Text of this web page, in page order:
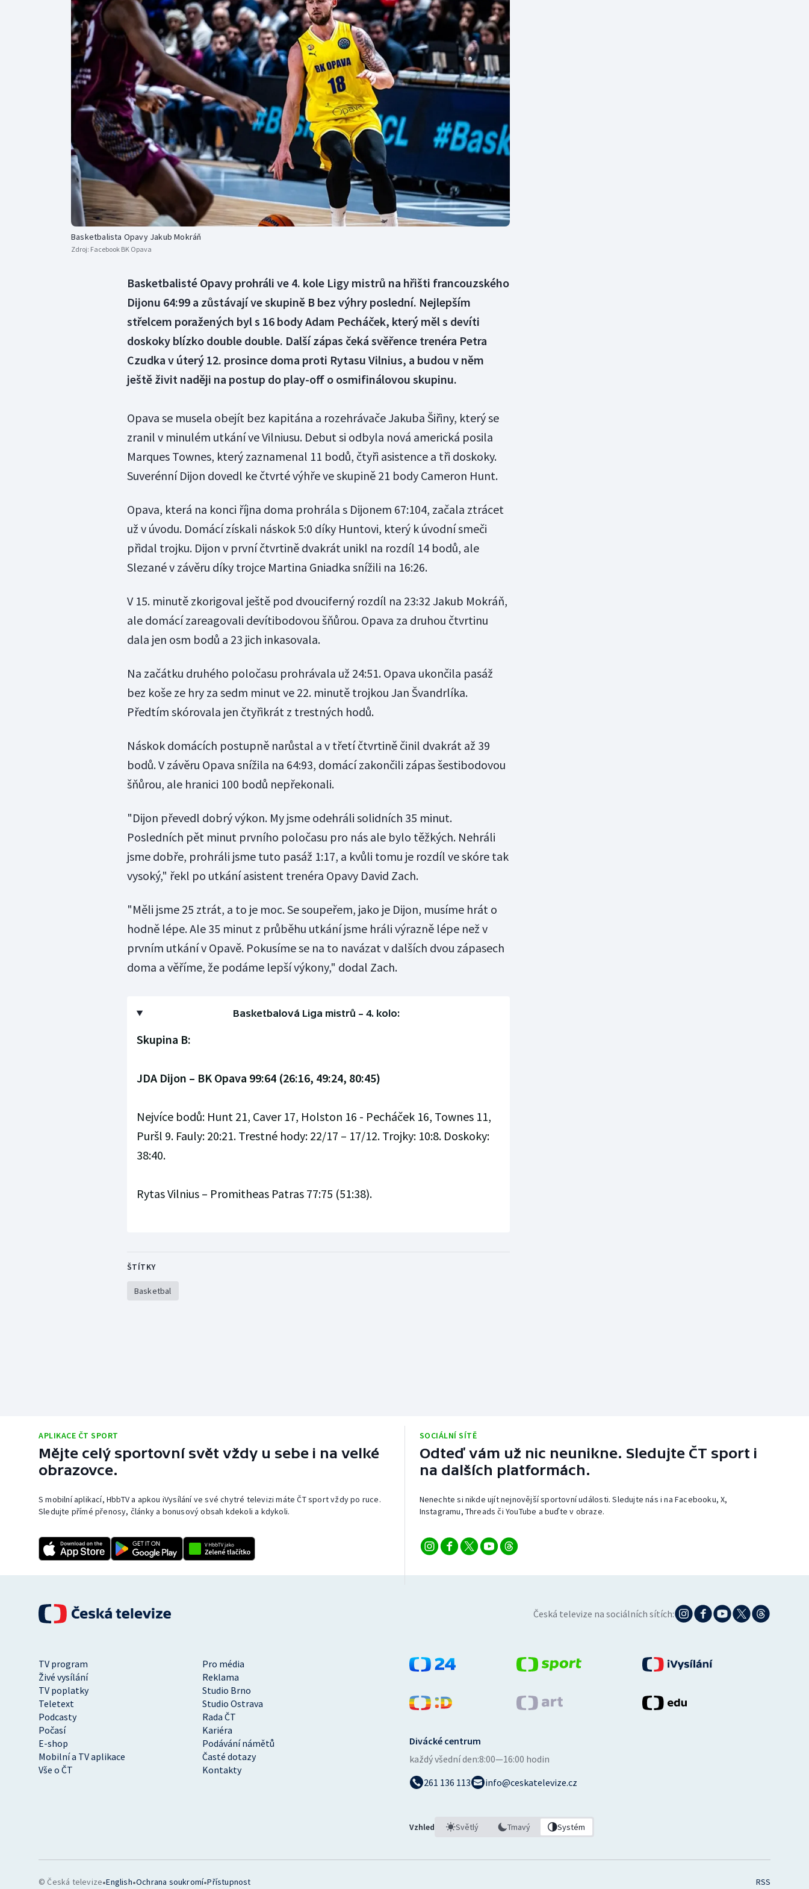
Curling
Dostihy
Florbal
Futsal
Golf
Gymnastika
Moderní pětiboj
Motorsport
Olympijské hry
Parasport
Plavání
Plážový volejbal
Triatlon
Veslování
Vodní slalom
Volejbal
Ostatní
Basketbalista Opavy Jakub Mokráň
Zdroj: Facebook BK Opava
Basketbalisté Opavy prohráli ve 4. kole Ligy mistrů na hřišti francouzského
Dijonu 64:99 a zůstávají ve skupině B bez výhry poslední. Nejlepším
střelcem poražených byl s 16 body Adam Pecháček, který měl s devíti
doskoky blízko double double. Další zápas čeká svěřence trenéra Petra
Czudka v úterý 12. prosince doma proti Rytasu Vilnius, a budou v něm
ještě živit naději na postup do play-off o osmifinálovou skupinu.
Opava se musela obejít bez kapitána a rozehrávače Jakuba Šiřiny, který se
zranil v minulém utkání ve Vilniusu. Debut si odbyla nová americká posila
Marques Townes, který zaznamenal 11 bodů, čtyři asistence a tři doskoky.
Suverénní Dijon dovedl ke čtvrté výhře ve skupině 21 body Cameron Hunt.
Opava, která na konci října doma prohrála s Dijonem 67:104, začala ztrácet
už v úvodu. Domácí získali náskok 5:0 díky Huntovi, který k úvodní smeči
přidal trojku. Dijon v první čtvrtině dvakrát unikl na rozdíl 14 bodů, ale
Slezané v závěru díky trojce Martina Gniadka snížili na 16:26.
V 15. minutě zkorigoval ještě pod dvouciferný rozdíl na 23:32 Jakub Mokráň,
ale domácí zareagovali devítibodovou šňůrou. Opava za druhou čtvrtinu
dala jen osm bodů a 23 jich inkasovala.
Na začátku druhého poločasu prohrávala už 24:51. Opava ukončila pasáž
bez koše ze hry za sedm minut ve 22. minutě trojkou Jan Švandrlíka.
Předtím skórovala jen čtyřikrát z trestných hodů.
Náskok domácích postupně narůstal a v třetí čtvrtině činil dvakrát až 39
bodů. V závěru Opava snížila na 64:93, domácí zakončili zápas šestibodovou
šňůrou, ale hranici 100 bodů nepřekonali.
"Dijon převedl dobrý výkon. My jsme odehráli solidních 35 minut.
Posledních pět minut prvního poločasu pro nás ale bylo těžkých. Nehráli
jsme dobře, prohráli jsme tuto pasáž 1:17, a kvůli tomu je rozdíl ve skóre tak
vysoký," řekl po utkání asistent trenéra Opavy David Zach.
"Měli jsme 25 ztrát, a to je moc. Se soupeřem, jako je Dijon, musíme hrát o
hodně lépe. Ale 35 minut z průběhu utkání jsme hráli výrazně lépe než v
prvním utkání v Opavě. Pokusíme se na to navázat v dalších dvou zápasech
doma a věříme, že podáme lepší výkony," dodal Zach.
Basketbalová Liga mistrů – 4. kolo:
Skupina B:
JDA Dijon – BK Opava 99:64 (26:16, 49:24, 80:45)
Nejvíce bodů: Hunt 21, Caver 17, Holston 16 - Pecháček 16, Townes 11,
Puršl 9. Fauly: 20:21. Trestné hody: 22/17 – 17/12. Trojky: 10:8. Doskoky:
38:40.
Rytas Vilnius – Promitheas Patras 77:75 (51:38).
ŠTÍTKY
Basketbal
APLIKACE ČT SPORT
Mějte celý sportovní svět vždy u sebe i na velké
obrazovce.
S mobilní aplikací, HbbTV a apkou iVysílání ve své chytré televizi máte ČT sport vždy po ruce.
Sledujte přímé přenosy, články a bonusový obsah kdekoli a kdykoli.
SOCIÁLNÍ SÍTĚ
Odteď vám už nic neunikne. Sledujte ČT sport i
na dalších platformách.
Nenechte si nikde ujít nejnovější sportovní události. Sledujte nás i na Facebooku, X,
Instagramu, Threads či YouTube a buďte v obraze.
Česká televize na sociálních sítích:
TV program
Pro média
Živé vysílání
Reklama
TV poplatky
Studio Brno
Teletext
Studio Ostrava
Podcasty
Rada ČT
Počasí
Kariéra
E-shop
Podávání námětů
Mobilní a TV aplikace
Časté dotazy
Vše o ČT
Kontakty
Divácké centrum
každý všední den:8:00—16:00 hodin
261 136 113
info@ceskatelevize.cz
Vzhled Světlý Tmavý Systém
© Česká televize•English•Ochrana soukromí•Přístupnost RSS